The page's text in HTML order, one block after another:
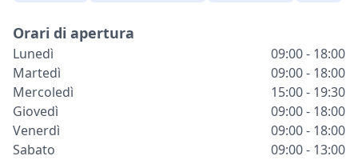
Orari di apertura
Lunedì
09:00 - 18:00
Martedì
09:00 - 18:00
Mercoledì
15:00 - 19:30
Giovedì
09:00 - 18:00
Venerdì
09:00 - 18:00
Sabato
09:00 - 13:00